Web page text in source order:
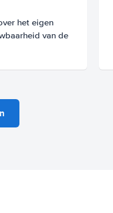
het eigen
van de